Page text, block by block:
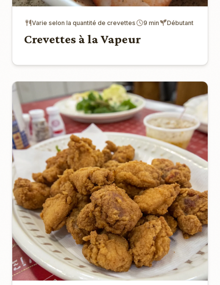
Varie selon la quantité de crevettes 9 min Débutant
Crevettes à la Vapeur